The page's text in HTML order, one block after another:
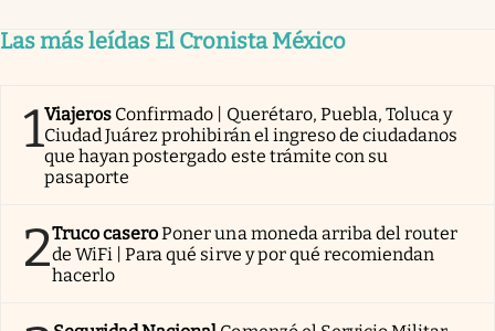
Las más leídas El Cronista México
1Viajeros Confirmado | Querétaro, Puebla, Toluca y
Ciudad Juárez prohibirán el ingreso de ciudadanos
que hayan postergado este trámite con su
pasaporte
2Truco caseroPoner una moneda arriba del router
de WiFi | Para qué sirve y por qué recomiendan
hacerlo